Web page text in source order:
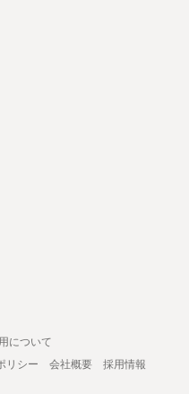
について
リシー 会社概要
採用情報